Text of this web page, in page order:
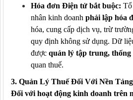
Hóa đơn Điện tử bắt buộc: Tổ
nhân kinh doanh phải lập hóa
hóa, cung cấp dịch vụ, trừ
quy định không sử dụng. Dữ
được quản lý tập trung, thống
quan thuế.
3. Quản Lý Thuế Đối Với Nền
Đối với hoạt động kinh doanh trên